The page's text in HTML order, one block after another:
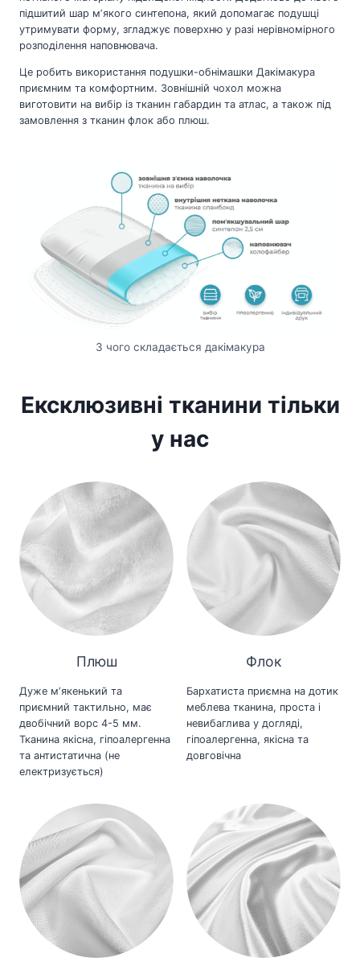
підшитий шар мʼякого синтепона, який допомагає подушці
утримувати форму, згладжує поверхню у разі нерівномірного
розподілення наповнювача.
Це робить використання подушки-обнімашки Дакімакура
приємним та комфортним. Зовнішній чохол можна
виготовити на вибір із тканин габардин та атлас, а також під
замовлення з тканин флок або плюш.
З чого складається дакімакура
Ексклюзивні тканини тільки
у нас
Плюш
Дуже мʼякенький та
приємний тактильно, має
двобічний ворс 4-5 мм.
Тканина якісна, гіпоалергенна
та антистатична (не
електризується)
Флок
Бархатиста приємна на дотик
меблева тканина, проста і
невибаглива у догляді,
гіпоалергенна, якісна та
довговічна